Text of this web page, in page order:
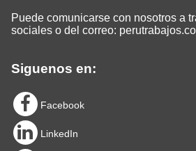
Puede comunicarse con nosotros a
sociales o del correo:
Siguenos en:
Facebook
LinkedIn